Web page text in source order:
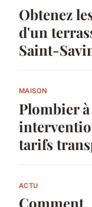
Obtenez
d'un
Saint-
MAISON
Plombier
tarifs
ACTU
Comment